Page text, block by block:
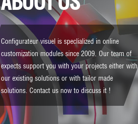
Configurateur visuel is speclialized in online
customization modules since 2009. Our team of
expects support you with your projects either with
our existing solutions or with tailor made
solutions. Contact usnow to discuss it !